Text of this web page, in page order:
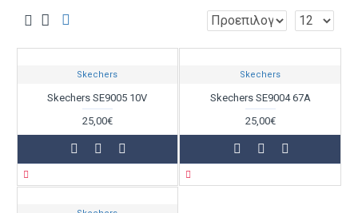
Skechers
Skechers SE9005 10V
25,00€
Skechers
Skechers SE9004 67A
25,00€